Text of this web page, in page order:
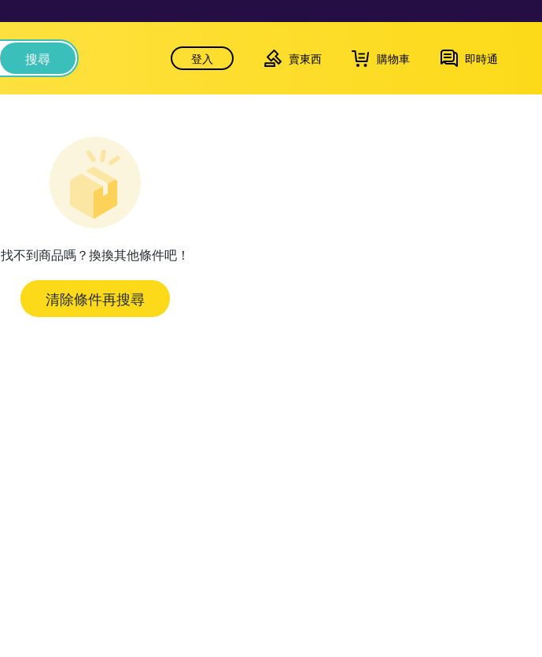
搜尋 登入 賣東西 購物車 即時通
找不到商品嗎？換換其他條件吧！
清除條件再搜尋